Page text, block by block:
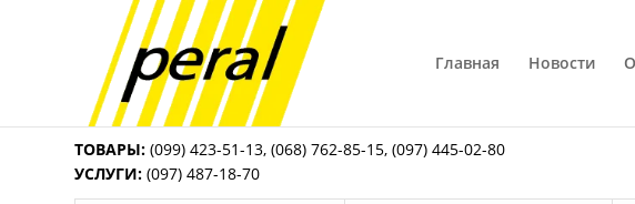
Главная Новости
ТОВАРЫ: (099) 423-51-13,(068) 762-85-15,(097) 445-02-80
УСЛУГИ: (097) 487-18-70